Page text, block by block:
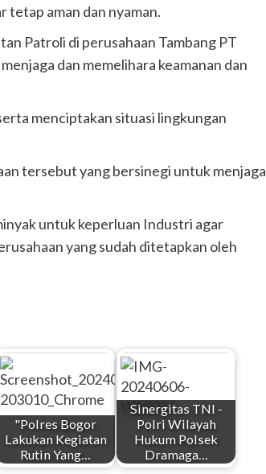
tetap aman dan nyaman.
Patroli di perusahaan Tambang PT
dan memelihara keamanan dan
menciptakan situasi lingkungan
tersebut yang bersinegi untuk menjaga
untuk keperluan Industri agar
yang sudah ditetapkan oleh
"Polres Bogor
Lakukan Kegiatan
Rutin Yang…
Sinergitas TNI -
Polri Wilayah
Hukum Polsek
Dramaga…